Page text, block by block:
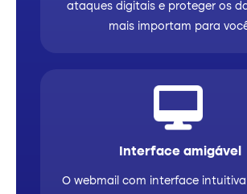
ataques digitais e proteger os
mais importam para
Interface amigável
O webmail com interface